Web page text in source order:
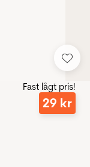
Fast lågt pris!
29 kr